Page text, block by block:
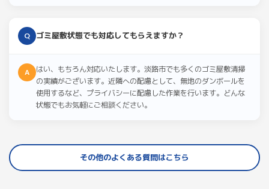
Q ゴミ屋敷状態でも対応してもらえますか？
A
はい、もちろん対応いたします。淡路市でも多くのゴミ屋敷清掃
の実績がございます。近隣への配慮として、無地のダンボールを
使用するなど、プライバシーに配慮した作業を行います。どんな
状態でもお気軽にご相談ください。
その他のよくある質問はこちら